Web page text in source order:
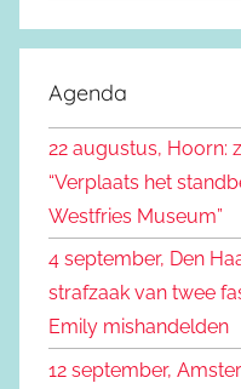
e
e
n
r
:
Agenda
22 augustus, Hoorn:
“Verplaats het
Westfries Museum”
4 september, Den
strafzaak van twee
Emily mishandelden
12 september,